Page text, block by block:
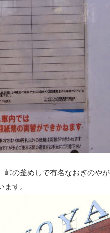
の釜めしで有名なおぎのや
す。